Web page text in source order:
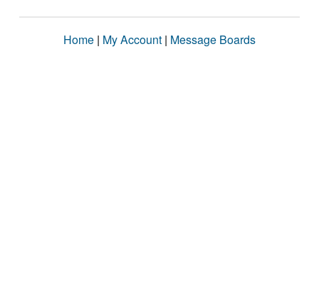
Home | My Account | Message Boards